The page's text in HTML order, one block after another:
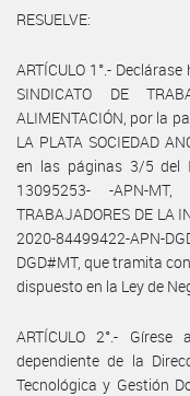
RESUELVE:
ARTÍCULO 1°.-
SINDICATO DE
ALIMENTACIÓN, por la
LA PLATA SOCIEDAD
en las páginas 3/5 del
13095253- -APN-
TRABAJADORES DE LA
2020-84499422-APN-
DGD#MT, que tramita
dispuesto en la Ley de
ARTÍCULO 2°.-
dependiente de la
Tecnológica y Gestión